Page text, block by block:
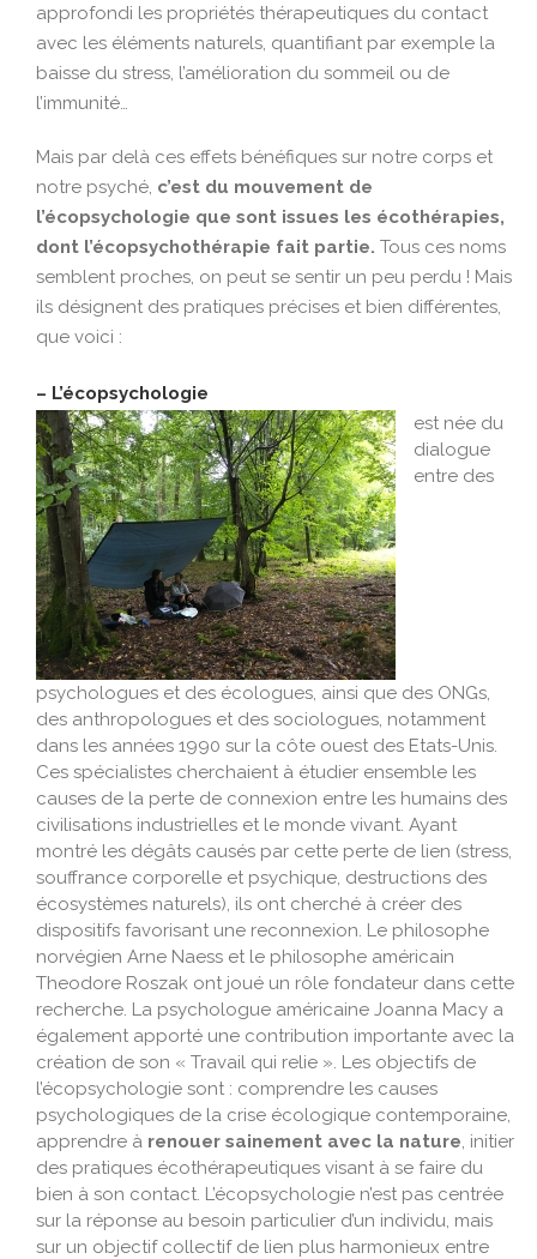
approfondi les propriétés thérapeutiques du contact
avec les éléments naturels, quantifiant par exemple la
baisse du stress, l’amélioration du sommeil ou de
l’immunité…
Mais par delà ces effets bénéfiques sur notre corps et
notre psyché, c’est du mouvement de
l’écopsychologie que sont issues les écothérapies,
dont l’écopsychothérapie fait partie. Tous ces noms
semblent proches, on peut se sentir un peu perdu ! Mais
ils désignent des pratiques précises et bien différentes,
que voici :
– L’écopsychologie
est née du
dialogue
entre des
psychologues et des écologues, ainsi que des ONGs,
des anthropologues et des sociologues, notamment
dans les années 1990 sur la côte ouest des Etats-Unis.
Ces spécialistes cherchaient à étudier ensemble les
causes de la perte de connexion entre les humains des
civilisations industrielles et le monde vivant. Ayant
montré les dégâts causés par cette perte de lien (stress,
souffrance corporelle et psychique, destructions des
écosystèmes naturels), ils ont cherché à créer des
dispositifs favorisant une reconnexion. Le philosophe
norvégien Arne Naess et le philosophe américain
Theodore Roszak ont joué un rôle fondateur dans cette
recherche. La psychologue américaine Joanna Macy a
également apporté une contribution importante avec la
création de son « Travail qui relie ». Les objectifs de
l’écopsychologie sont : comprendre les causes
psychologiques de la crise écologique contemporaine,
apprendre à renouer sainement avec la nature, initier
des pratiques écothérapeutiques visant à se faire du
bien à son contact. L’écopsychologie n’est pas centrée
sur la réponse au besoin particulier d’un individu, mais
sur un objectif collectif de lien plus harmonieux entre